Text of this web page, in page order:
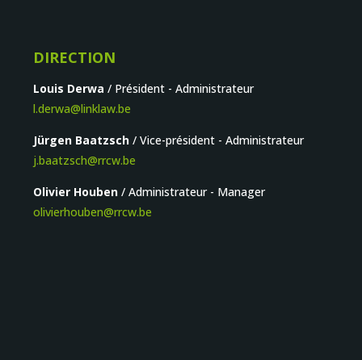
DIRECTION
Louis Derwa / Président - Administrateur
l.derwa@linklaw.be
Jürgen Baatzsch / Vice-président - Administrateur
j.baatzsch@rrcw.be
Olivier Houben / Administrateur - Manager
olivierhouben@rrcw.be